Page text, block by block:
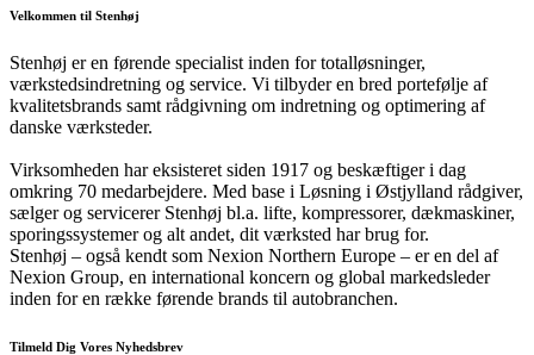
Velkommen til Stenhøj
Stenhøj er en førende specialist inden for totalløsninger,
værkstedsindretning og service. Vi tilbyder en bred portefølje af
kvalitetsbrands samt rådgivning om indretning og optimering af
danske værksteder.
Virksomheden har eksisteret siden 1917 og beskæftiger i dag
omkring 70 medarbejdere. Med base i Løsning i Østjylland rådgiver,
sælger og servicerer Stenhøj bl.a. lifte, kompressorer, dækmaskiner,
sporingssystemer og alt andet, dit værksted har brug for.
Stenhøj – også kendt som Nexion Northern Europe – er en del af
Nexion Group, en international koncern og global markedsleder
inden for en række førende brands til autobranchen.
Tilmeld Dig Vores Nyhedsbrev